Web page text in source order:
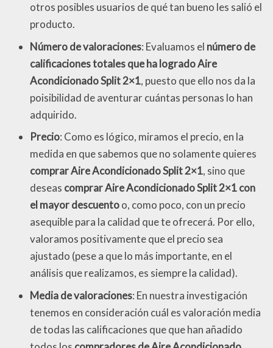
otros posibles usuarios de qué tan bueno les salió el
producto.
Número de valoraciones: Evaluamos el número de
calificaciones totales que ha logrado Aire
Acondicionado Split 2×1, puesto que ello nos da la
poisibilidad de aventurar cuántas personas lo han
adquirido.
Precio: Como es lógico, miramos el precio, en la
medida en que sabemos que no solamente quieres
comprar Aire Acondicionado Split 2×1, sino que
deseas comprar Aire Acondicionado Split 2×1 con
el mayor descuentoo, como poco, con un precio
asequible para la calidad que te ofrecerá. Por ello,
valoramos positivamente que el precio sea
ajustado (pese a que lo más importante, en el
análisis que realizamos, es siempre la calidad).
Media de valoraciones: En nuestra investigación
tenemos en consideración cuál es valoración media
de todas las calificaciones que que han añadido